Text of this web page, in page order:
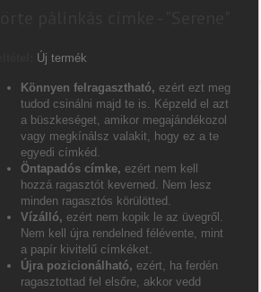
Új termék
Könnyen felragasztható, ezért ezt meg
tudod csinálni majd te is. Képzeld el azt
a büszkeséget, amikor megajándékozol
vagy megkínálsz valakit, hogy ez a te
egyedi címkéd.
Öntapadós címke, ezért nem kell
hozzá ragasztót keverned. Nem lesz
minden ragasztós körülötted.
Vízálló, ezért nem kopik le az üvegről.
Nem kell újra rendelned félévente, mint
a papír kivitelű címkéket.
Újra pozicionálható, ezért, ha ferdén
ragasztottad fel elsőre, akkor vedd